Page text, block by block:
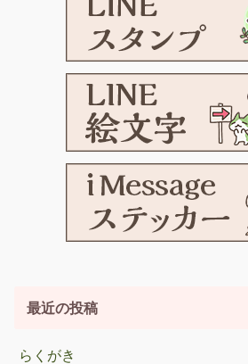
最近の投稿
らくがき